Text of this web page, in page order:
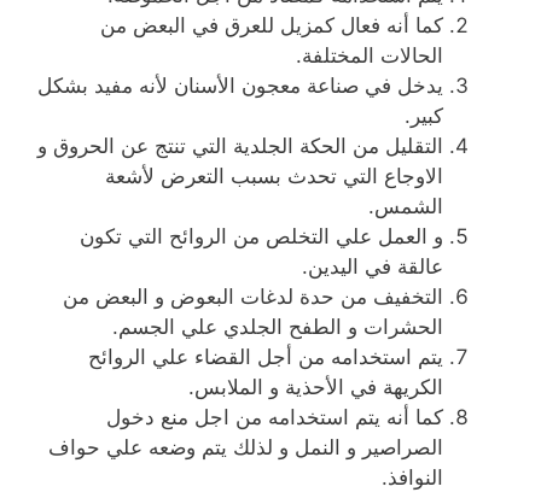
كما أنه فعال كمزيل للعرق في البعض من
الحالات المختلفة.
يدخل في صناعة معجون الأسنان لأنه مفيد بشكل
كبير.
التقليل من الحكة الجلدية التي تنتج عن الحروق و
الاوجاع التي تحدث بسبب التعرض لأشعة
الشمس.
و العمل علي التخلص من الروائح التي تكون
عالقة في اليدين.
التخفيف من حدة لدغات البعوض و البعض من
الحشرات و الطفح الجلدي علي الجسم.
يتم استخدامه من أجل القضاء علي الروائح
الكريهة في الأحذية و الملابس.
كما أنه يتم استخدامه من اجل منع دخول
الصراصير و النمل و لذلك يتم وضعه علي حواف
النوافذ.